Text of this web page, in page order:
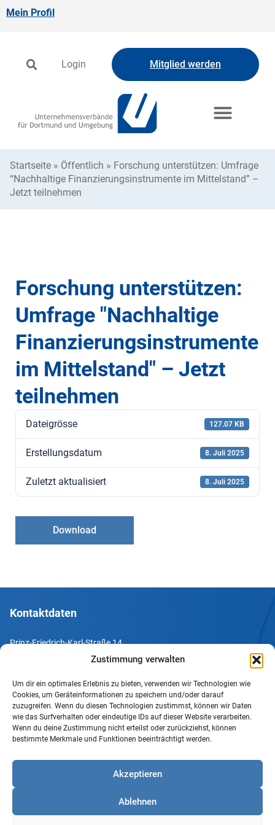
Zustimmung verwalten
Um dir ein optimales Erlebnis zu bieten, verwenden wir Technologien wie
Cookies, um Geräteinformationen zu speichern und/oder darauf
zuzugreifen. Wenn du diesen Technologien zustimmst, können wir Daten
wie das Surfverhalten oder eindeutige IDs auf dieser Website verarbeiten.
Wenn du deine Zustimmung nicht erteilst oder zurückziehst, können
bestimmte Merkmale und Funktionen beeinträchtigt werden.
Akzeptieren
Ablehnen
Mein Profil
Login Mitglied werden
Startseite » Öffentlich » Forschung unterstützen: Umfrage
“Nachhaltige Finanzierungsinstrumente im Mittelstand” –
Jetzt teilnehmen
Forschung unterstützen:
Umfrage "Nachhaltige
Finanzierungsinstrumente
im Mittelstand" – Jetzt
teilnehmen
Dateigrösse 127.07 KB
Erstellungsdatum 8. Juli 2025
Zuletzt aktualisiert 8. Juli 2025
Download
Kontaktdaten
Prinz-Friedrich-Karl-Straße 14
Tel. +49 231 952052-10
Fax +49 231 952052-60
e-Mail info@uv-do.de
Internet www.uv-do.de
Impressum